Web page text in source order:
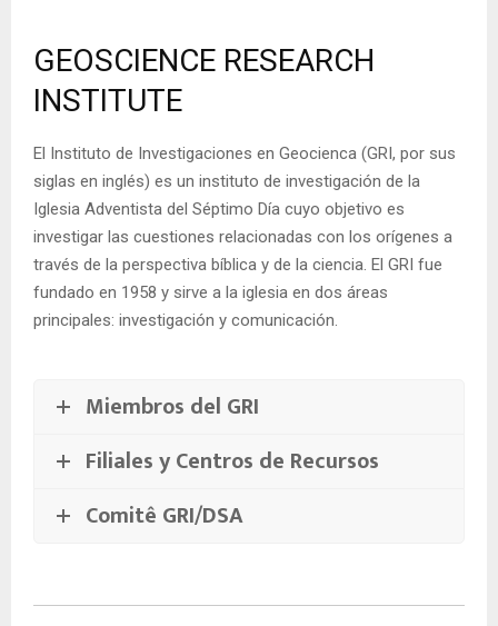
GEOSCIENCE RESEARCH
INSTITUTE
El Instituto de Investigaciones en Geocienca (GRI, por sus
siglas en inglés) es un instituto de investigación de la
Iglesia Adventista del Séptimo Día cuyo objetivo es
investigar las cuestiones relacionadas con los orígenes a
través de la perspectiva bíblica y de la ciencia. El GRI fue
fundado en 1958 y sirve a la iglesia en dos áreas
principales: investigación y comunicación.
Miembros del GRI
Filiales y Centros de Recursos
Comitê GRI/DSA